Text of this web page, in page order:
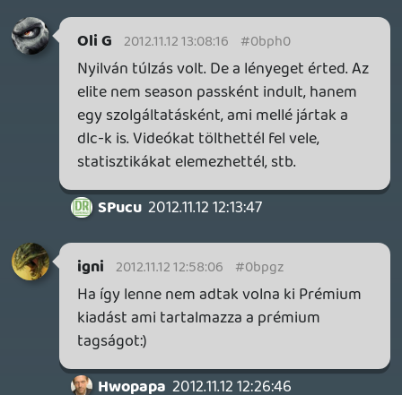
soliduss 2012.11.12 12:20:18
Hwopapa 2012.11.12 12:26:46 #0bpgw
csak nem jobban ment a BF3 premium? 😃
soliduss 2012.11.12 12:20:18 #0bpgv
Bakker akkor most játékonként kell
előfizetni az elitre? Na bakker akkor ha
teszem azt mw3 és Black ops-ot tolok
akkor 2 elit előfizu kellett volna?
Hát ezt nem is tudtam. Köszi az infót . Így
már világos. Akkor lényegében az acti már
az előtt bevezette a season pass-t, hogy
elnevezték volna 😃
Zargabaath 2012.11.12 12:13:56
dreampage 2012.11.12 12:18:03 #0bpgu